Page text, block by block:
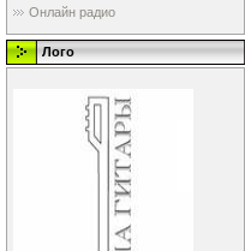
Онлайн радио
Лого